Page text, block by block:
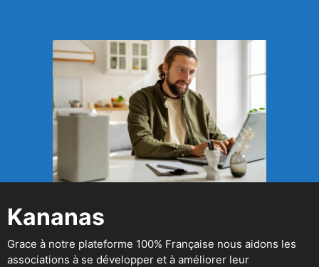
Kananas
Grace à notre plateforme 100% Française nous aidons les
associations à se développer et à améliorer leur